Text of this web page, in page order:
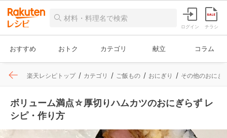
ログイン チラシ
おすすめ おトク カテゴリ 献立 コラム
楽天レシピトップ カテゴリ ご飯もの おにぎり その他のおにぎ
ボリューム満点☆厚切りハムカツのおにぎらず レ
シピ・作り方